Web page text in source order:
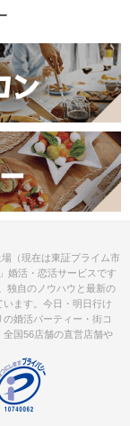
しください。
て＞
対応のうえ、
、ご参加いた
ード ・ログイ
ップロード
、参加費と同
します。
載開始日：2026/2/23
（現在は東証プライム市
婚活・恋活サービスです
独自のノウハウと最新の
います。今日・明日行け
婚活パーティー・街コ
国56店舗の直営店舗や